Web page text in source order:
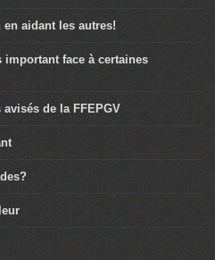
en aidant les autres!
face à certaines
de la FFEPGV